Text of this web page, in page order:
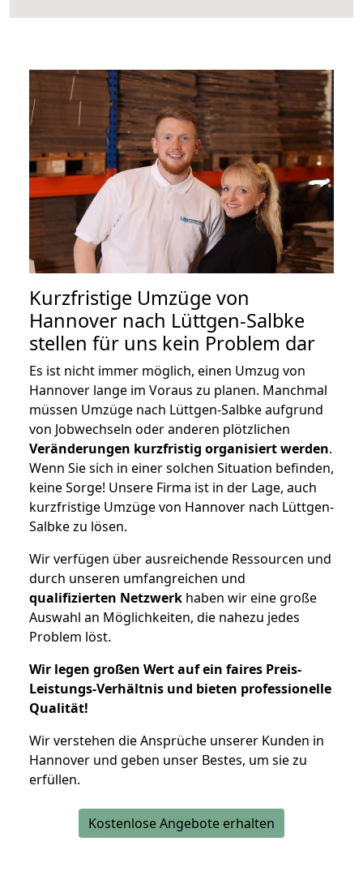
Kurzfristige Umzüge von
Hannover nach Lüttgen-Salbke
stellen für uns kein Problem dar
Es ist nicht immer möglich, einen Umzug von
Hannover lange im Voraus zu planen. Manchmal
müssen Umzüge nach Lüttgen-Salbke aufgrund
von Jobwechseln oder anderen plötzlichen
Veränderungen kurzfristig organisiert werden.
Wenn Sie sich in einer solchen Situation befinden,
keine Sorge! Unsere Firma ist in der Lage, auch
kurzfristige Umzüge von Hannover nach Lüttgen-
Salbke zu lösen.
Wir verfügen über ausreichende Ressourcen und
durch unseren umfangreichen und
qualifizierten Netzwerk haben wir eine große
Auswahl an Möglichkeiten, die nahezu jedes
Problem löst.
Wir legen großen Wert auf ein faires Preis-
Leistungs-Verhältnis und bieten professionelle
Qualität!
Wir verstehen die Ansprüche unserer Kunden in
Hannover und geben unser Bestes, um sie zu
erfüllen.
Kostenlose Angebote erhalten